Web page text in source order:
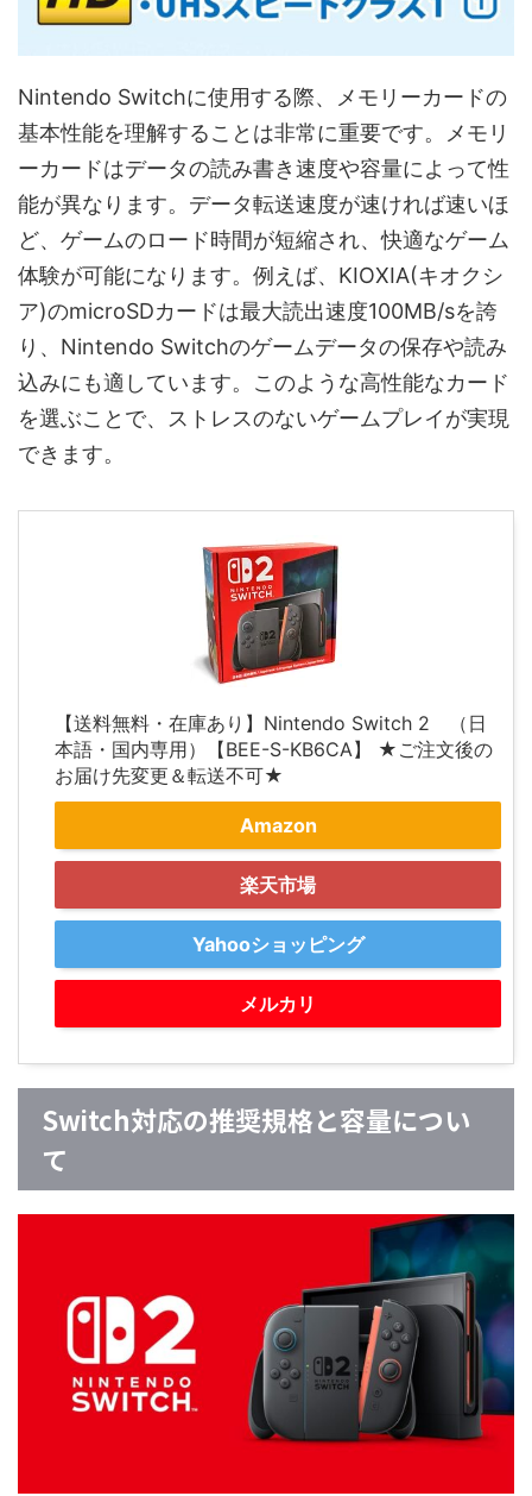
Nintendo Switchに使用する際、メモリーカードの
基本性能を理解することは非常に重要です。メモリ
ーカードはデータの読み書き速度や容量によって性
能が異なります。データ転送速度が速ければ速いほ
ど、ゲームのロード時間が短縮され、快適なゲーム
体験が可能になります。例えば、KIOXIA(キオクシ
ア)のmicroSDカードは最大読出速度100MB/sを誇
り、Nintendo Switchのゲームデータの保存や読み
込みにも適しています。このような高性能なカード
を選ぶことで、ストレスのないゲームプレイが実現
できます。
【送料無料・在庫あり】Nintendo Switch 2 （日
本語・国内専用）【BEE-S-KB6CA】 ★ご注文後の
お届け先変更＆転送不可★
Amazon
楽天市場
Yahooショッピング
メルカリ
Switch対応の推奨規格と容量につい
て